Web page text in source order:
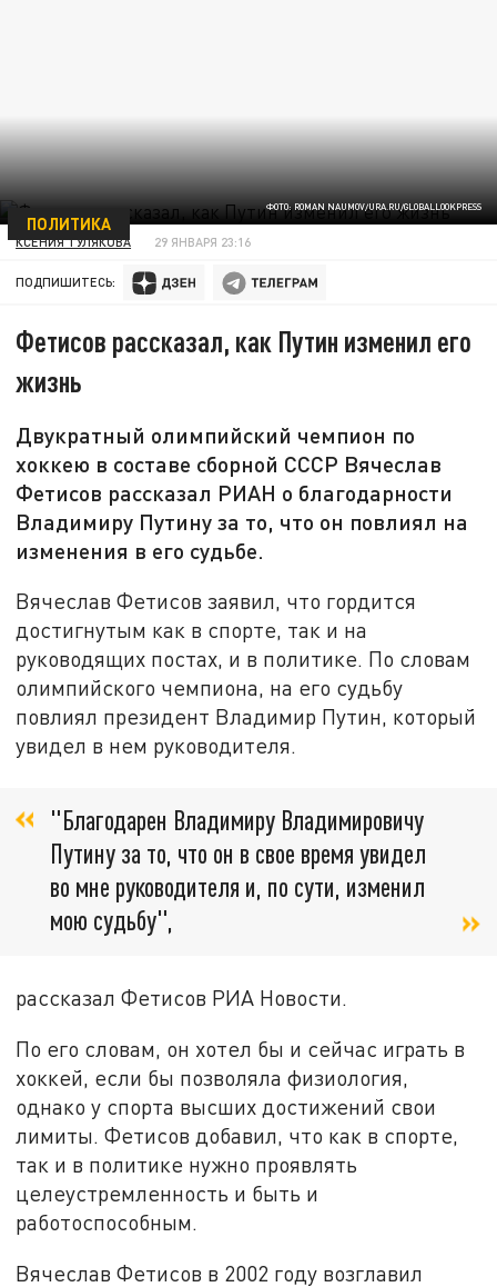
ФОТО: ROMAN NAUMOV/URA.RU/GLOBALLOOKPRESS
ПОЛИТИКА
КСЕНИЯ ТУЛЯКОВА 29 ЯНВАРЯ 23:16
ПОДПИШИТЕСЬ:
Фетисов рассказал, как Путин изменил его
жизнь
Двукратный олимпийский чемпион по
хоккею в составе сборной СССР Вячеслав
Фетисов рассказал РИАН о благодарности
Владимиру Путину за то, что он повлиял на
изменения в его судьбе.
Вячеслав Фетисов заявил, что гордится
достигнутым как в спорте, так и на
руководящих постах, и в политике. По словам
олимпийского чемпиона, на его судьбу
повлиял президент Владимир Путин, который
увидел в нем руководителя.
"Благодарен Владимиру Владимировичу
Путину за то, что он в свое время увидел
во мне руководителя и, по сути, изменил
мою судьбу",
рассказал Фетисов РИА Новости.
По его словам, он хотел бы и сейчас играть в
хоккей, если бы позволяла физиология,
однако у спорта высших достижений свои
лимиты. Фетисов добавил, что как в спорте,
так и в политике нужно проявлять
целеустремленность и быть и
работоспособным.
Вячеслав Фетисов в 2002 году возглавил